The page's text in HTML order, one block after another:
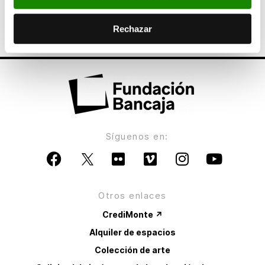
Rechazar
Huelva organizada por Bancaja
Síguenos en:
Otros enlaces
CrediMonte ↗
Alquiler de espacios
Colección de arte